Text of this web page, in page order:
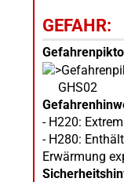
GEFAHR:
GHS02
- H220:
- H280:
Erwärmung